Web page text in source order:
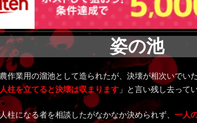
ス
キ
プ
姿の池
作業用の溜池として造られたが、決壊が相次いでい
柱を立てると決壊は収まります 」と言い残し去って
柱になる者を相談したがなかなか決められず、 一人